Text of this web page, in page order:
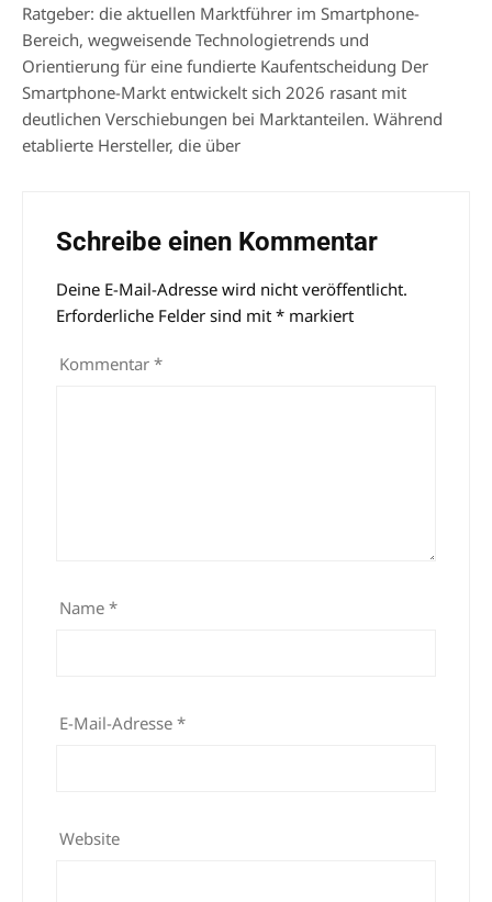
Ratgeber: die aktuellen Marktführer im Smartphone-
Bereich, wegweisende Technologietrends und
Orientierung für eine fundierte Kaufentscheidung Der
Smartphone-Markt entwickelt sich 2026 rasant mit
deutlichen Verschiebungen bei Marktanteilen. Während
etablierte Hersteller, die über
Schreibe einen Kommentar
Deine E-Mail-Adresse wird nicht veröffentlicht.
Erforderliche Felder sind mit * markiert
Kommentar *
Name *
E-Mail-Adresse *
Website
Alternative: